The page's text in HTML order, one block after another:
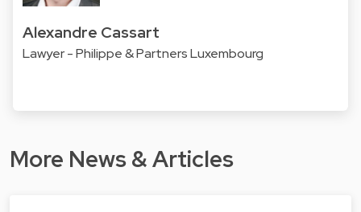
Alexandre Cassart
Lawyer - Philippe & Partners Luxembourg
More News & Articles